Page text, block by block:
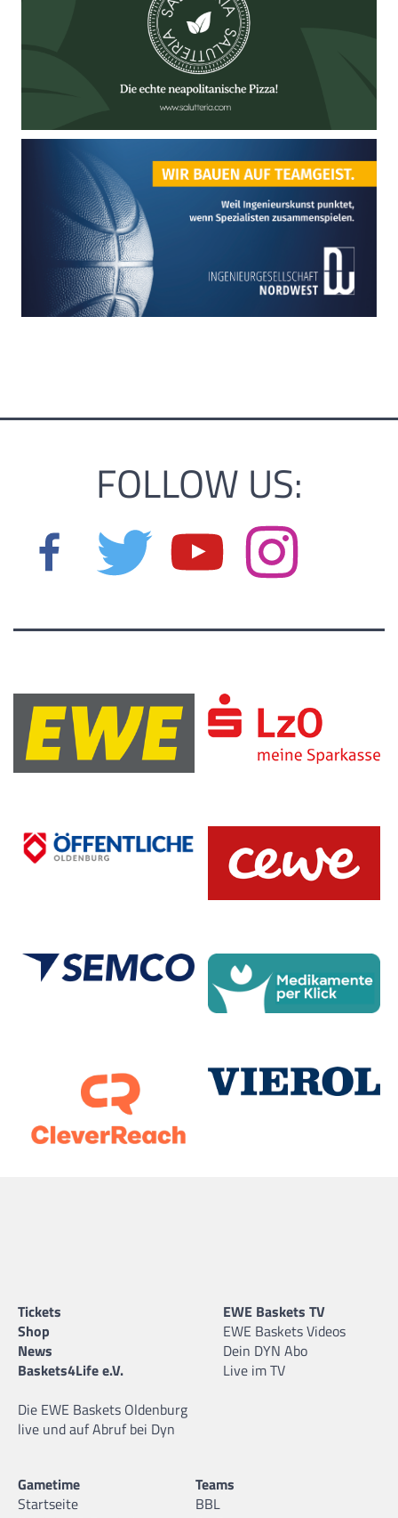
FOLLOW US:
Tickets
Shop
News
Baskets4Life e.V.
Die EWE Baskets Oldenburg
live und auf Abruf bei Dyn
EWE Baskets TV
EWE Baskets Videos
Dein DYN Abo
Live im TV
Gametime
Startseite
Teams
BBL